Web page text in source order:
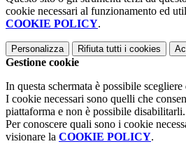
cookie necessari al funzionamento ed
COOKIE POLICY.
Personalizza Rifiuta tutti i cookies
Gestione cookie
In questa schermata è possibile
I cookie necessari sono quelli che
piattaforma e non è possibile disabilitarli.
Per conoscere quali sono i cookie
visionare la COOKIE POLICY.